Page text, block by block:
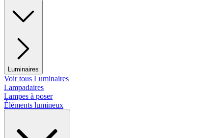
Luminaires
Voir tous Luminaires
Lampadaires
Lampes à poser
Éléments lumineux